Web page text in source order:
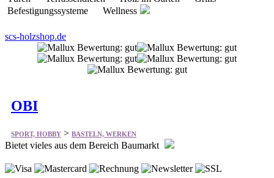
Befestigungssysteme Wellness
scs-holzshop.de
OBI
SPORT, HOBBY > BASTELN, WERKEN
Bietet vieles aus dem Bereich Baumarkt